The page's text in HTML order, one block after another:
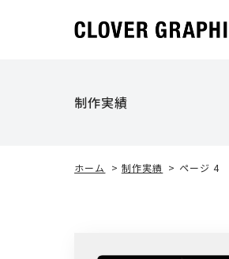
制作実績
ホーム > 制作実績 > ページ 4